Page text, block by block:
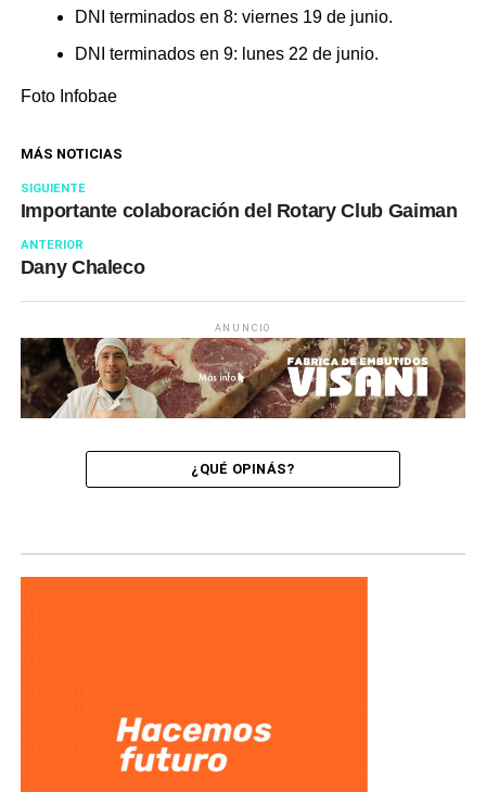
DNI terminados en 8: viernes 19 de junio.
DNI terminados en 9: lunes 22 de junio.
Foto Infobae
MÁS NOTICIAS
SIGUIENTE
Importante colaboración del Rotary Club Gaiman
ANTERIOR
Dany Chaleco
ANUNCIO
¿QUÉ OPINÁS?